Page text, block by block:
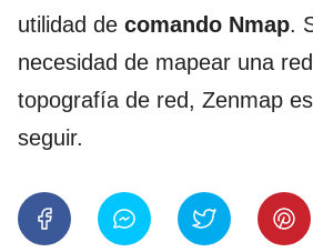
utilidad de comando Nmap.
necesidad de mapear una
topografía de red, Zenmap
seguir.